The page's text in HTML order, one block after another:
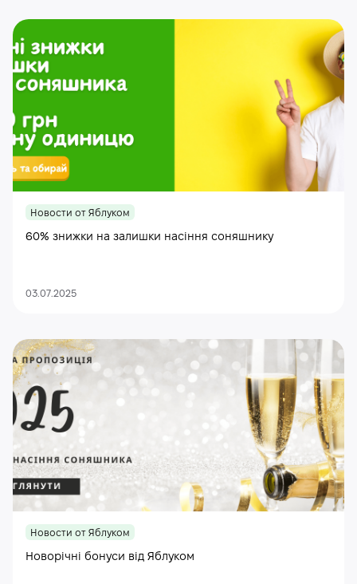
Новости от Яблуком
60% знижки на залишки насіння соняшнику
03.07.2025
Новости от Яблуком
Новорічні бонуси від Яблуком